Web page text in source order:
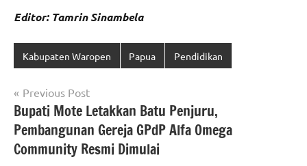
Editor: Tamrin Sinambela
Kabupaten Waropen Papua Pendidikan
Navigasi
pos
Previous Post
Bupati Mote Letakkan Batu Penjuru,
Pembangunan Gereja GPdP Alfa Omega
Community Resmi Dimulai